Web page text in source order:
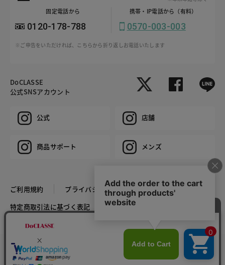
カラー・サイズを選択する
固定電話から
0120-178-788
携帯・IP電話から（有料）
0570-003-003
※ご申告をいただければ、こちらから折り返しお電話いたします
DoCLASSE
公式SNSアカウント
公式 店舗
商品サポート メンズ
ご利用規約
プライバシーポリシー
特定商取引法に基づく表記
推奨環境
COPYRIGHT © DoCLASSE ALL RIGHTS RESERVED.